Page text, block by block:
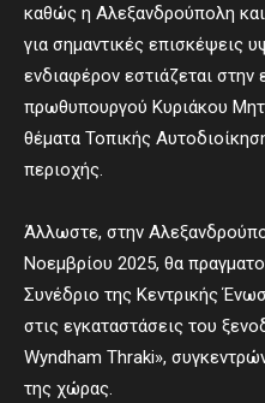
καθώς η Αλεξανδρούπολη
για σημαντικές επισκέψεις
ενδιαφέρον εστιάζεται στην
πρωθυπουργού Κυριάκου
θέματα Τοπικής
περιοχής.
Άλλωστε, στην
Νοεμβρίου 2025, θα
Συνέδριο της Κεντρικής
στις εγκαταστάσεις του
Wyndham Thraki»,
της χώρας.